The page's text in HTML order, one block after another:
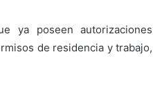
ya poseen autorizaciones
de residencia y trabajo,